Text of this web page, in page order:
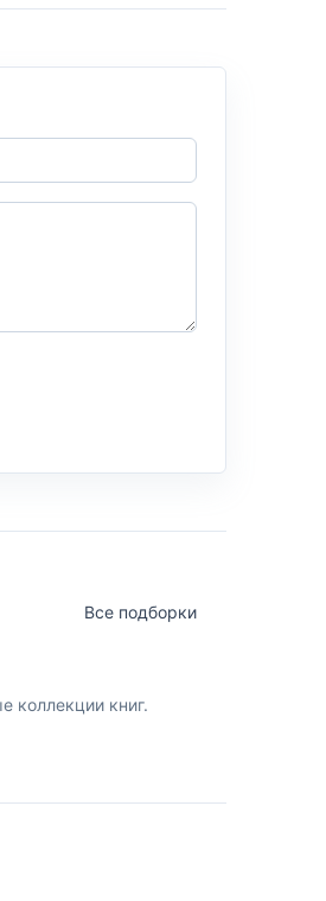
Все подборки
коллекции книг.